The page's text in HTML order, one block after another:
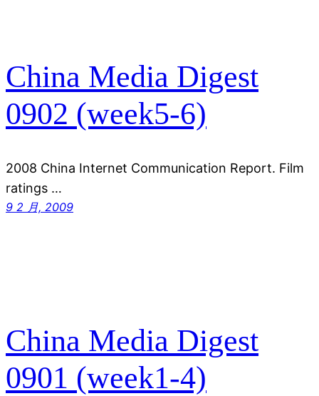
China Media Digest
0902 (week5-6)
2008 China Internet Communication Report. Film
ratings …
9 2 月, 2009
China Media Digest
0901 (week1-4)